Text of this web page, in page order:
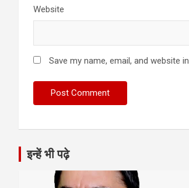
Website
Save my name, email, and website
इन्हें भी पढ़े